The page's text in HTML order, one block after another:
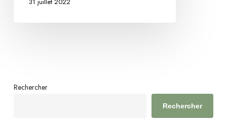
Rechercher
Rechercher